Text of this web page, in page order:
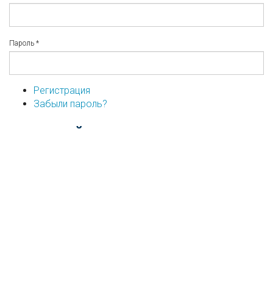
Пароль *
Регистрация
Забыли пароль?
...или войдите используя